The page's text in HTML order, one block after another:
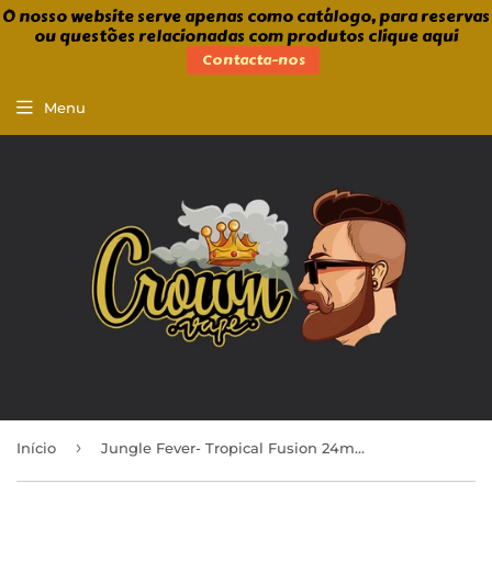
O nosso website serve apenas como catálogo, para reservas
ou questões relacionadas com produtos clique aqui
Contacta-nos
Menu
Início › Jungle Fever- Tropical Fusion 24ml/120ml Aroma Longfill